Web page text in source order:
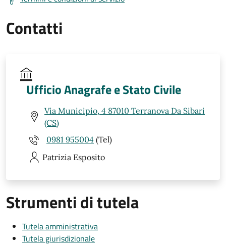
Contatti
Ufficio Anagrafe e Stato Civile
Via Municipio, 4 87010 Terranova Da Sibari
(CS)
0981 955004 (Tel)
Patrizia Esposito
Strumenti di tutela
Tutela amministrativa
Tutela giurisdizionale